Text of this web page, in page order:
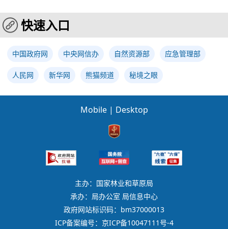
快速入口
中国政府网 中央网信办 自然资源部 应急管理部
人民网 新华网 熊猫频道 秘境之眼
Mobile | Desktop
主办：国家林业和草原局
承办：局办公室 局信息中心
政府网站标识码：bm37000013
ICP备案编号：京ICP备10047111号-4